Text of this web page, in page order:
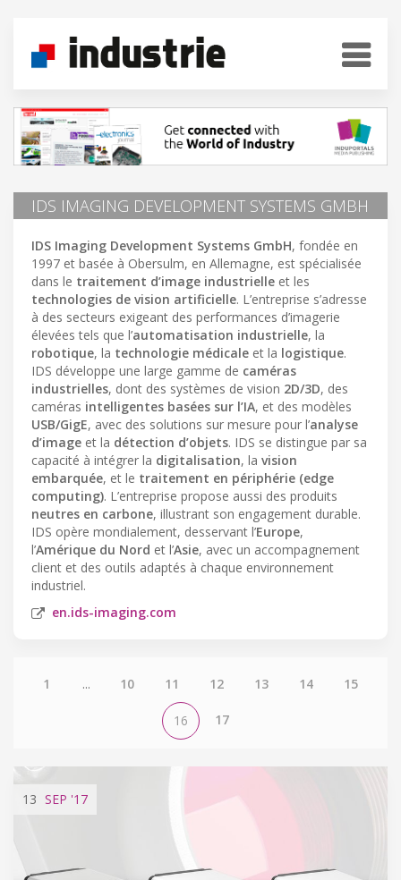
IDS IMAGING DEVELOPMENT SYSTEMS GMBH
IDS Imaging Development Systems GmbH, fondée en
1997 et basée à Obersulm, en Allemagne, est spécialisée
dans le traitement d’image industrielle et les
technologies de vision artificielle. L’entreprise s’adresse
à des secteurs exigeant des performances d’imagerie
élevées tels que l’automatisation industrielle, la
robotique, la technologie médicale et la logistique.
IDS développe une large gamme de caméras
industrielles, dont des systèmes de vision 2D/3D, des
caméras intelligentes basées sur l’IA, et des modèles
USB/GigE, avec des solutions sur mesure pour l’analyse
d’image et la détection d’objets. IDS se distingue par sa
capacité à intégrer la digitalisation, la vision
embarquée, et le traitement en périphérie (edge
computing). L’entreprise propose aussi des produits
neutres en carbone, illustrant son engagement durable.
IDS opère mondialement, desservant l’Europe,
l’Amérique du Nord et l’Asie, avec un accompagnement
client et des outils adaptés à chaque environnement
industriel.
en.ids-imaging.com
1 ... 10 11 12 13 14 15
16 17
13 SEP '17